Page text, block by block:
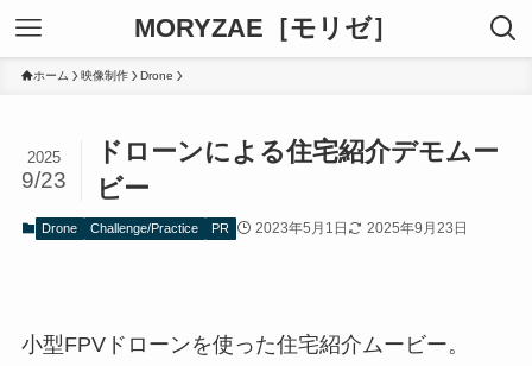
MORYZAE［モリゼ］
ホーム 映像制作 Drone
ドローンによる住宅紹介デモムー
ビー
2025
9/23
Drone Challenge/Practice PR 2023年5月1日 2025年9月23日
小型FPVドローンを使った住宅紹介ムービー。